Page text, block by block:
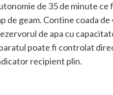
de 35 de minute
de geam. Contine coada de
de apa cu
poate fi controlat
recipient plin.